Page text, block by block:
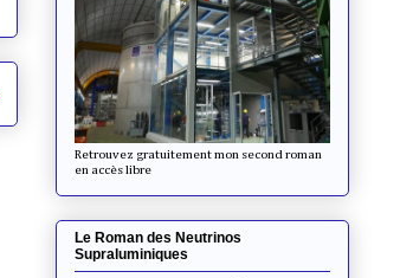
Retrouvez gratuitement mon second roman
en accès libre
Le Roman des Neutrinos
Supraluminiques